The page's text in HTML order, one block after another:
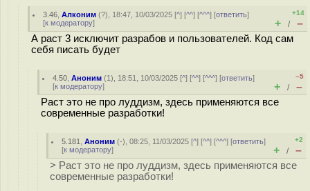
3.46 ,Алконим (?), 18:47, 10/03/2025 [^] [^^] [^^^] [ответить]
[к модератору]
+14
+ / –
А раст 3 исключит разрабов и пользователей. Код сам
себя писать будет
4.50 ,Аноним (1), 18:51, 10/03/2025 [^] [^^] [^^^] [ответить]
[к модератору]
–5
+ / –
Раст это не про луддизм, здесь применяются все
современные разработки!
5.181 ,Аноним (-), 08:25, 11/03/2025 [^] [^^] [^^^] [ответить]
[к модератору]
+2
+ / –
> Раст это не про луддизм, здесь применяются все
современные разработки!